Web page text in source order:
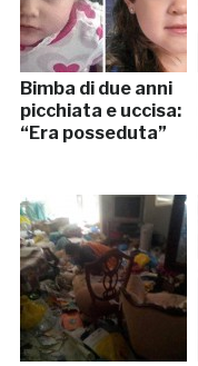
Bimba di due anni
picchiata e uccisa:
“Era posseduta”